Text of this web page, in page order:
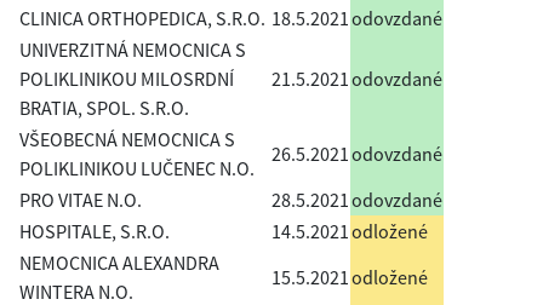
CLINICA ORTHOPEDICA, S.R.O. 18.5.2021 odovzdané
UNIVERZITNÁ NEMOCNICA S
POLIKLINIKOU MILOSRDNÍ
BRATIA, SPOL. S.R.O.
21.5.2021 odovzdané
VŠEOBECNÁ NEMOCNICA S
POLIKLINIKOU LUČENEC N.O.
26.5.2021 odovzdané
PRO VITAE N.O.
28.5.2021 odovzdané
HOSPITALE, S.R.O.
14.5.2021 odložené
NEMOCNICA ALEXANDRA
WINTERA N.O.
15.5.2021 odložené